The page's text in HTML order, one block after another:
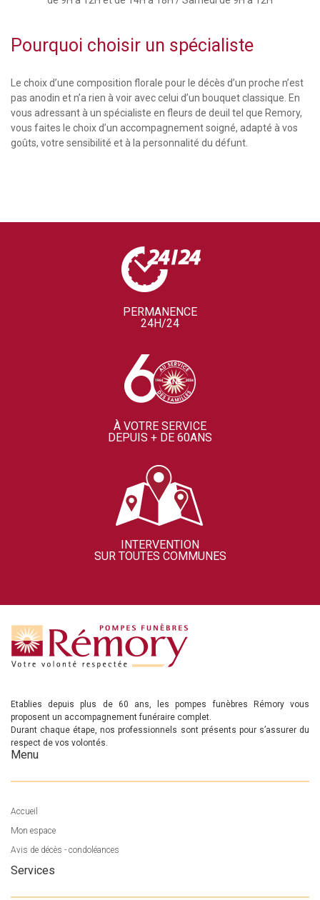
Pourquoi choisir un spécialiste
Le choix d’une composition florale pour le décès d’un proche n’est
pas anodin et n’a rien à voir avec celui d’un bouquet classique. En
vous adressant à un spécialiste en fleurs de deuil tel que Remory,
vous faites le choix d’un accompagnement soigné, adapté à vos
goûts, votre sensibilité et à la personnalité du défunt.
PERMANENCE
24H/24
À VOTRE SERVICE
DEPUIS + DE 60ANS
INTERVENTION
SUR TOUTES COMMUNES
Etablies depuis plus de 60 ans, les pompes funèbres Rémory vous
proposent un accompagnement funéraire complet.
Durant chaque étape, nos professionnels sont présents pour s’assurer du
respect de vos volontés.
Menu
Accueil
Mon espace
Avis de décès - condoléances
Services